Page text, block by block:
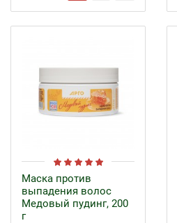
Маска против
выпадения волос
Медовый пудинг, 200
г